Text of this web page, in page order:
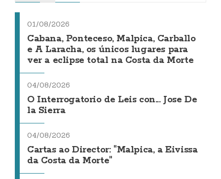
01/08/2026
Cabana, Ponteceso, Malpica, Carballo
e A Laracha, os únicos lugares para
ver a eclipse total na Costa da Morte
04/08/2026
O Interrogatorio de Leis con... Jose De
la Sierra
04/08/2026
Cartas ao Director: "Malpica, a Eivissa
da Costa da Morte"